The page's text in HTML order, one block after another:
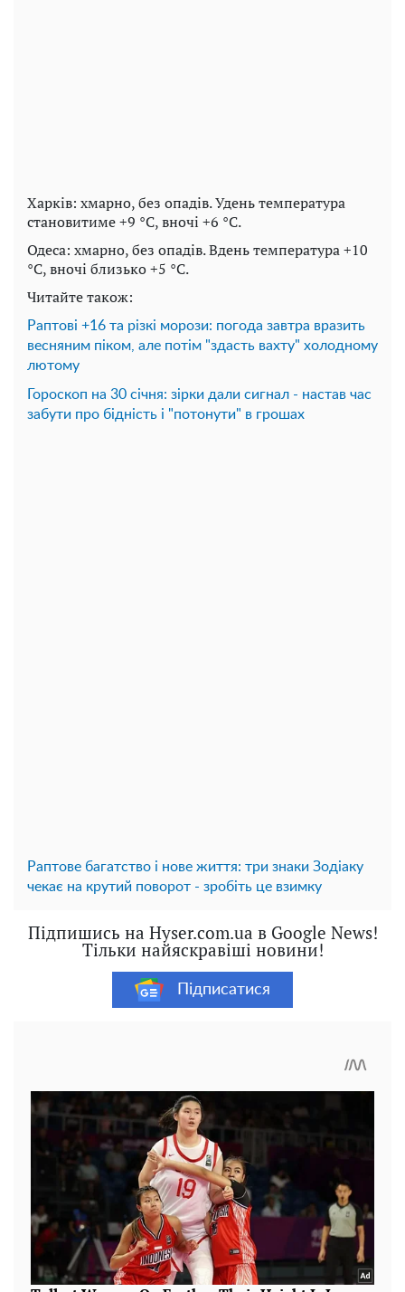
Харків: хмарно, без опадів. Удень температура
становитиме +9 °C, вночі +6 °C.
Одеса: хмарно, без опадів. Вдень температура +10
°C, вночі близько +5 °C.
Читайте також:
Раптові +16 та різкі морози: погода завтра вразить
весняним піком, але потім "здасть вахту" холодному
лютому
Гороскоп на 30 січня: зірки дали сигнал - настав час
забути про бідність і "потонути" в грошах
Раптове багатство і нове життя: три знаки Зодіаку
чекає на крутий поворот - зробіть це взимку
Підпишись на Hyser.com.ua в Google News!
Тільки найяскравіші новини!
Підписатися